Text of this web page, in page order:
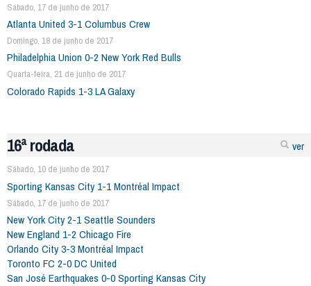
Sábado, 17 de junho de 2017
Atlanta United 3-1 Columbus Crew
Domingo, 18 de junho de 2017
Philadelphia Union 0-2 New York Red Bulls
Quarta-feira, 21 de junho de 2017
Colorado Rapids 1-3 LA Galaxy
ver
16ª rodada
Sábado, 10 de junho de 2017
Sporting Kansas City 1-1 Montréal Impact
Sábado, 17 de junho de 2017
New York City 2-1 Seattle Sounders
New England 1-2 Chicago Fire
Orlando City 3-3 Montréal Impact
Toronto FC 2-0 DC United
San José Earthquakes 0-0 Sporting Kansas City